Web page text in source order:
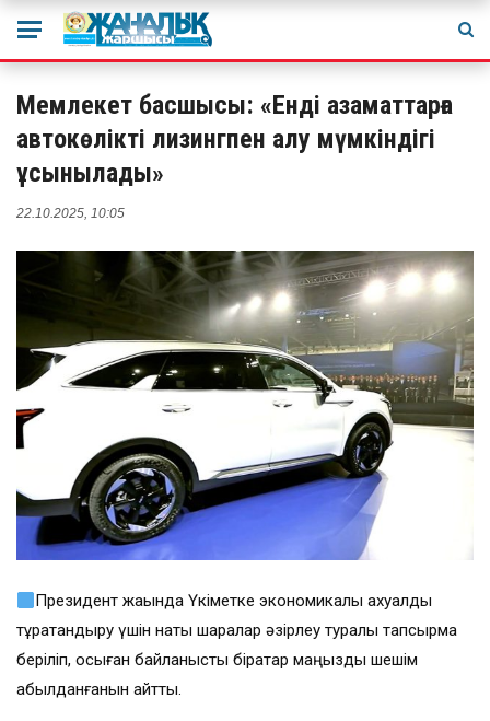
Мемлекет басшысы: «Енді азаматтарға
автокөлікті лизингпен алу мүмкіндігі
ұсынылады»
22.10.2025, 10:05
Президент жақында Үкіметке экономикалық ахуалды
тұрақтандыру үшін нақты шаралар әзірлеу туралы тапсырма
беріліп, осыған байланысты бірқатар маңызды шешім
қабылданғанын айтты.